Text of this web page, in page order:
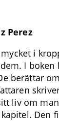
Perez
i
I boken
berättar
liv om
Den